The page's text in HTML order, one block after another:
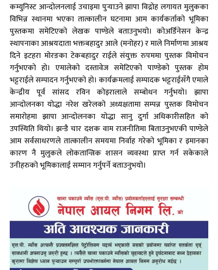
कम्युनिस्ट आन्दोलनलाई उचाइमा पुर्‍याउने झापा विद्रोह लगायत मुलुकका
विभिन्न स्थानमा भएका तात्कालीन घटनामा आम कार्यकर्ताको भूमिका
पुस्तकमा समेटिएको लेखक पाण्डेले बताउनुभयो। कोअर्डिनेसन केन्द्र
स्थापनाका आश्रयदाता भक्तबहादुर आले (मनोहर) र माले निर्माणमा आश्रय
दिने इटहरा मोरङका टेकबहादुर राईले संयुक्त रुपममा पुस्तक विमोचन
गर्नुभएको हो। एमालेको दस्तावेज समेटिएको पाण्डेको पुस्तक होम
भट्टराईले सम्पादन गर्नुभएको हो। कार्यक्रमलाई सम्पादक भट्टराईसँगै एमाले
केन्द्रीय पूर्व सांसद रविन कोइरालाले सम्बोधन गर्नुभयो। झापा
आन्दोलनका योद्धा नरेश खरेलको अध्यक्षतामा सम्पन्न पुस्तक विमोचन
समारोहमा झापा आन्दोलनका योद्धा सानु दुर्गा अधिकारीसहित को
उपस्थिति थियो। झन्डै चार दशक वाम राजनीतिमा बिताउनुभएकी पाण्डेले
आम सर्वसाधरणले तात्कालीन समयमा निर्वाह गरेको भूमिका र इमानका
कारण नै मुलुकले लोकतान्त्रिक शासन व्यवस्था प्राप्त गर्न सकेकाले
उनीहरुको भूमिकालाई सम्मान गर्नुपर्ने बताउनुभयो।